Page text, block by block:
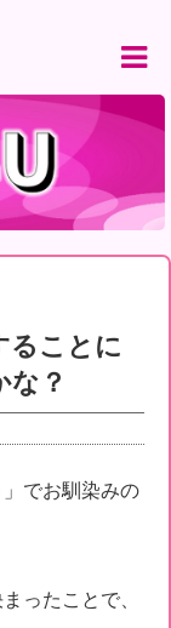
ることに
？
でお馴染みの
ったことで、